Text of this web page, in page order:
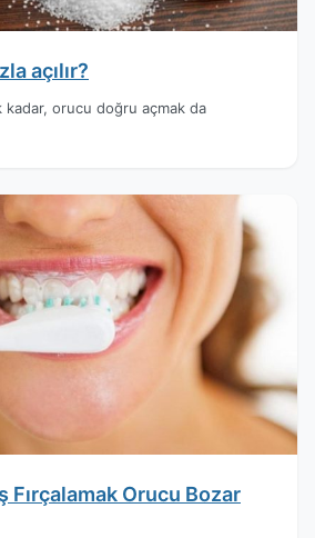
açılır?
orucu doğru açmak da
Fırçalamak Orucu Bozar